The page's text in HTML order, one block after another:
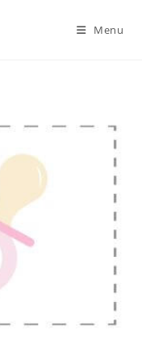
Menu